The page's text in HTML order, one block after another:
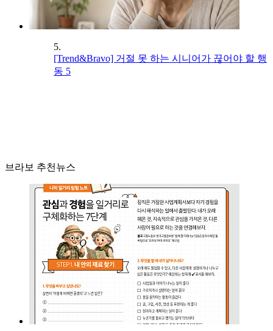
5.
[Trend&Bravo] 거절 못 하는 시니어가 끊어야 할 행
동 5
브라보 추천뉴스